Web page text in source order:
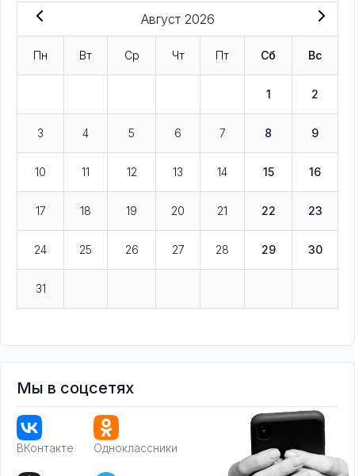
Август 2026
Пн Вт Ср Чт Пт Сб Вс
1 2
3 4 5 6 7 8 9
10 11 12 13 14 15 16
17 18 19 20 21 22 23
24 25 26 27 28 29 30
31
Мы в соцсетях
ВКонтакте Одноклассники